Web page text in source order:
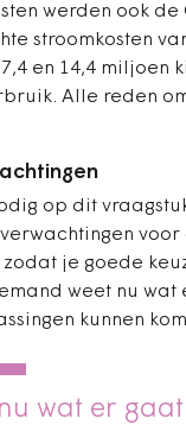
werden ook
stroomkosten
en 14,4 miljoen
Alle reden
op dit
je goede
weet nu
kunnen
wat er